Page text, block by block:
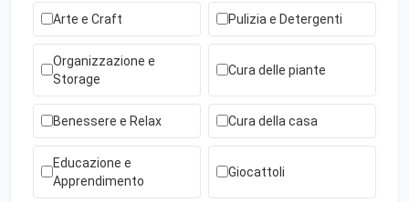
Arte e Craft Pulizia e Detergenti
Organizzazione e
Storage
Cura delle piante
Benessere e Relax Cura della casa
Educazione e
Apprendimento
Giocattoli